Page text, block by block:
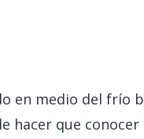
en medio del frío
hacer que conocer